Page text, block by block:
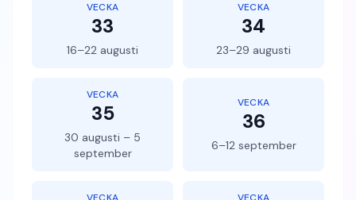
VECKA
33
16–22 augusti
VECKA
34
23–29 augusti
VECKA
35
30 augusti – 5
september
VECKA
36
6–12 september